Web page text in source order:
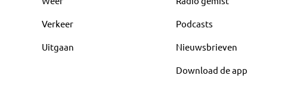
Verkeer
Uitgaan
Podcasts
Nieuwsbrieven
Download de app